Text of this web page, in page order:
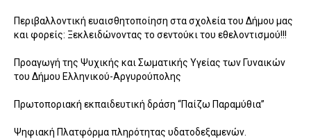
Περιβαλλοντική ευαισθητοποίηση στα σχολεία του Δήμου μας
και φορείς: Ξεκλειδώνοντας το σεντούκι του εθελοντισμού!!!
Προαγωγή της Ψυχικής και Σωματικής Υγείας των Γυναικών
του Δήμου Ελληνικού-Αργυρούπολης
Πρωτοποριακή εκπαιδευτική δράση “Παίζω Παραμύθια”
Ψηφιακή Πλατφόρμα πληρότητας υδατοδεξαμενών.